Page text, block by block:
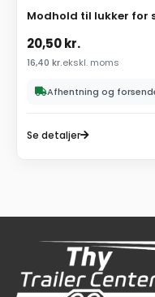
Modhold til lukker for
20,50kr.
16,40 kr.ekskl. moms
Afhentning og
Se detaljer